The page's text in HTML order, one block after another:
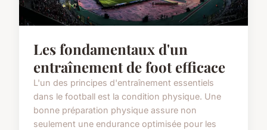
Les fondamentaux d'un
entraînement de foot efficace
L'un des principes d'entraînement essentiels
dans le football est la condition physique. Une
bonne préparation physique assure non
seulement une endurance optimisée pour les